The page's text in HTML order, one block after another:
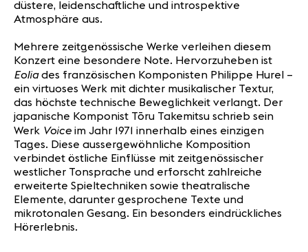
düstere, leidenschaftliche und introspektive
Atmosphäre aus.
Mehrere zeitgenössische Werke verleihen diesem
Konzert eine besondere Note. Hervorzuheben ist
Eoliades französischen Komponisten Philippe Hurel –
ein virtuoses Werk mit dichter musikalischer Textur,
das höchste technische Beweglichkeit verlangt. Der
japanische Komponist Tōru Takemitsu schrieb sein
Werk Voice im Jahr 1971 innerhalb eines einzigen
Tages. Diese aussergewöhnliche Komposition
verbindet östliche Einflüsse mit zeitgenössischer
westlicher Tonsprache und erforscht zahlreiche
erweiterte Spieltechniken sowie theatralische
Elemente, darunter gesprochene Texte und
mikrotonalen Gesang. Ein besonders eindrückliches
Hörerlebnis.